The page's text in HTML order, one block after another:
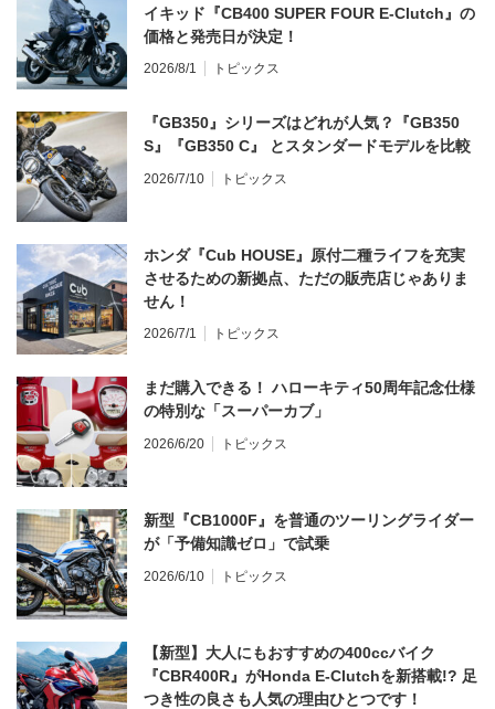
イキッド『CB400 SUPER FOUR E-Clutch』の
価格と発売日が決定！
2026/8/1 トピックス
『GB350』シリーズはどれが人気？『GB350
S』『GB350 C』 とスタンダードモデルを比較
2026/7/10 トピックス
ホンダ『Cub HOUSE』原付二種ライフを充実
させるための新拠点、ただの販売店じゃありま
せん！
2026/7/1 トピックス
まだ購入できる！ ハローキティ50周年記念仕様
の特別な「スーパーカブ」
2026/6/20 トピックス
新型『CB1000F』を普通のツーリングライダー
が「予備知識ゼロ」で試乗
2026/6/10 トピックス
【新型】大人にもおすすめの400ccバイク
『CBR400R』がHonda E-Clutchを新搭載!? 足
つき性の良さも人気の理由ひとつです！